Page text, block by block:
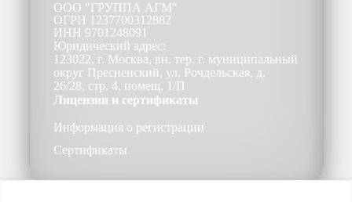
ООО "ГРУППА АГМ"
ОГРН 1237700312882
ИНН 9701248091
Юридический адрес:
123022, г. Москва, вн. тер. г. муниципальный
округ Пресненский, ул. Рочдельская, д.
26/28, стр. 4, помещ. 1/П
Лицензии и сертификаты
Информация о регистрации
Сертификаты